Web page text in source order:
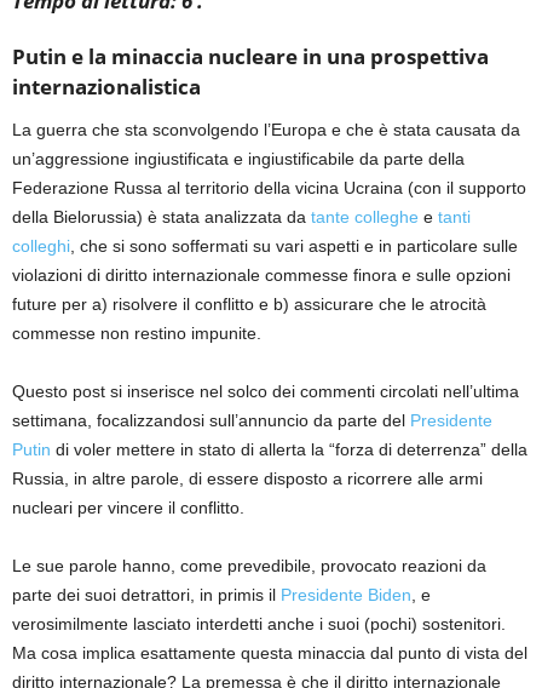
Putin e la minaccia nucleare in una prospettiva
internazionalistica
La guerra che sta sconvolgendo l’Europa e che è stata causata da
un’aggressione ingiustificata e ingiustificabile da parte della
Federazione Russa al territorio della vicina Ucraina (con il supporto
della Bielorussia) è stata analizzata da tante colleghe e tanti
colleghi, che si sono soffermati su vari aspetti e in particolare sulle
violazioni di diritto internazionale commesse finora e sulle opzioni
future per a) risolvere il conflitto e b) assicurare che le atrocità
commesse non restino impunite.
Questo post si inserisce nel solco dei commenti circolati nell’ultima
settimana, focalizzandosi sull’annuncio da parte del Presidente
Putin di voler mettere in stato di allerta la “forza di deterrenza” della
Russia, in altre parole, di essere disposto a ricorrere alle armi
nucleari per vincere il conflitto.
Le sue parole hanno, come prevedibile, provocato reazioni da
parte dei suoi detrattori, in primis il Presidente Biden, e
verosimilmente lasciato interdetti anche i suoi (pochi) sostenitori.
Ma cosa implica esattamente questa minaccia dal punto di vista del
diritto internazionale? La premessa è che il diritto internazionale